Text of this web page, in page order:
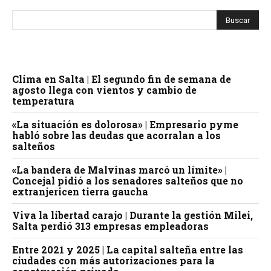
Clima en Salta | El segundo fin de semana de
agosto llega con vientos y cambio de
temperatura
«La situación es dolorosa» | Empresario pyme
habló sobre las deudas que acorralan a los
salteños
«La bandera de Malvinas marcó un límite» |
Concejal pidió a los senadores salteños que no
extranjericen tierra gaucha
Viva la libertad carajo | Durante la gestión Milei,
Salta perdió 313 empresas empleadoras
Entre 2021 y 2025 | La capital salteña entre las
ciudades con más autorizaciones para la